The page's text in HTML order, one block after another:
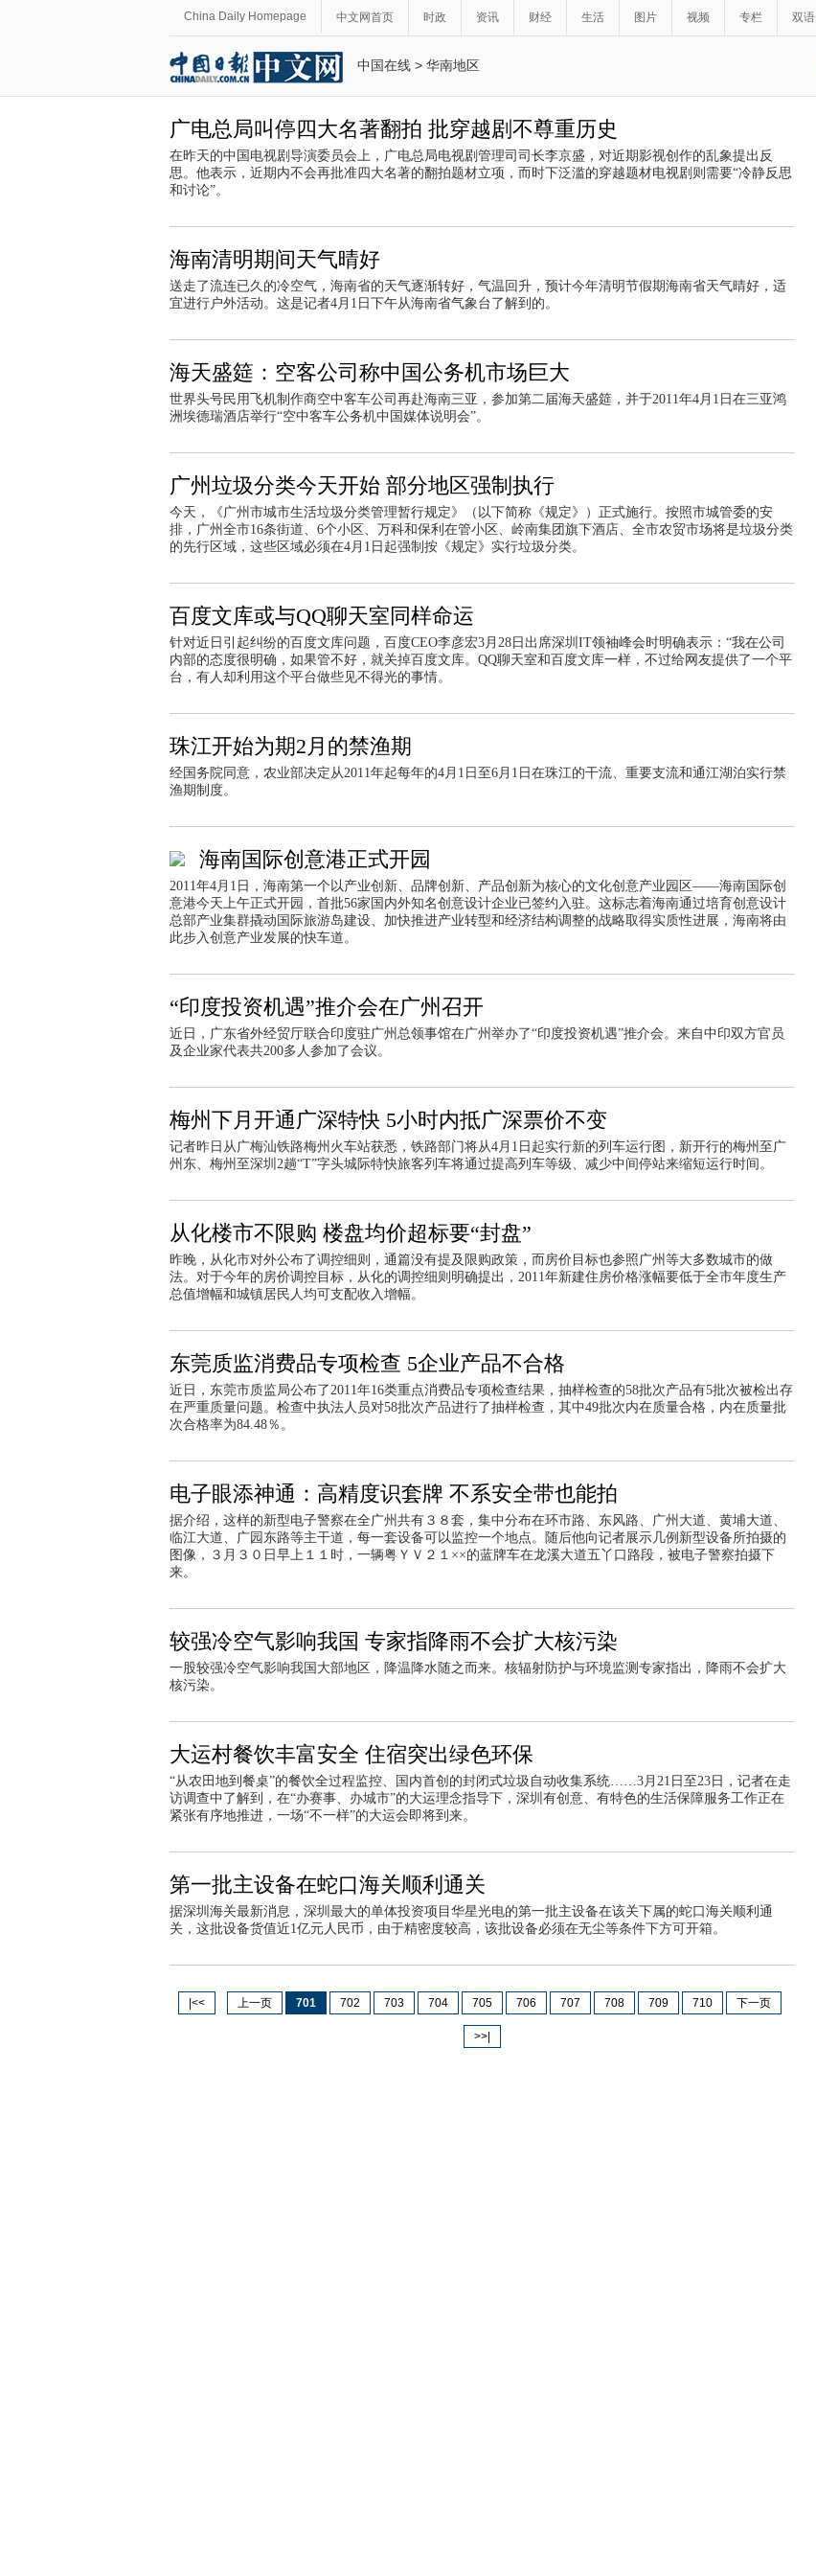
China Daily Homepage 中文网首页 时政 资讯 财经 生活 图片 视频 专栏 双语
中国在线 > 华南地区
广电总局叫停四大名著翻拍 批穿越剧不尊重历史
在昨天的中国电视剧导演委员会上，广电总局电视剧管理司司长李京盛，对近期影视创作的乱象提出反
思。他表示，近期内不会再批准四大名著的翻拍题材立项，而时下泛滥的穿越题材电视剧则需要“冷静反思
和讨论”。
海南清明期间天气晴好
送走了流连已久的冷空气，海南省的天气逐渐转好，气温回升，预计今年清明节假期海南省天气晴好，适
宜进行户外活动。这是记者4月1日下午从海南省气象台了解到的。
海天盛筵：空客公司称中国公务机市场巨大
世界头号民用飞机制作商空中客车公司再赴海南三亚，参加第二届海天盛筵，并于2011年4月1日在三亚鸿
洲埃德瑞酒店举行“空中客车公务机中国媒体说明会”。
广州垃圾分类今天开始 部分地区强制执行
今天，《广州市城市生活垃圾分类管理暂行规定》（以下简称《规定》）正式施行。按照市城管委的安
排，广州全市16条街道、6个小区、万科和保利在管小区、岭南集团旗下酒店、全市农贸市场将是垃圾分类
的先行区域，这些区域必须在4月1日起强制按《规定》实行垃圾分类。
百度文库或与QQ聊天室同样命运
针对近日引起纠纷的百度文库问题，百度CEO李彦宏3月28日出席深圳IT领袖峰会时明确表示：“我在公司
内部的态度很明确，如果管不好，就关掉百度文库。QQ聊天室和百度文库一样，不过给网友提供了一个平
台，有人却利用这个平台做些见不得光的事情。
珠江开始为期2月的禁渔期
经国务院同意，农业部决定从2011年起每年的4月1日至6月1日在珠江的干流、重要支流和通江湖泊实行禁
渔期制度。
海南国际创意港正式开园
2011年4月1日，海南第一个以产业创新、品牌创新、产品创新为核心的文化创意产业园区——海南国际创
意港今天上午正式开园，首批56家国内外知名创意设计企业已签约入驻。这标志着海南通过培育创意设计
总部产业集群撬动国际旅游岛建设、加快推进产业转型和经济结构调整的战略取得实质性进展，海南将由
此步入创意产业发展的快车道。
“印度投资机遇”推介会在广州召开
近日，广东省外经贸厅联合印度驻广州总领事馆在广州举办了“印度投资机遇”推介会。来自中印双方官员
及企业家代表共200多人参加了会议。
梅州下月开通广深特快 5小时内抵广深票价不变
记者昨日从广梅汕铁路梅州火车站获悉，铁路部门将从4月1日起实行新的列车运行图，新开行的梅州至广
州东、梅州至深圳2趟“T”字头城际特快旅客列车将通过提高列车等级、减少中间停站来缩短运行时间。
从化楼市不限购 楼盘均价超标要“封盘”
昨晚，从化市对外公布了调控细则，通篇没有提及限购政策，而房价目标也参照广州等大多数城市的做
法。对于今年的房价调控目标，从化的调控细则明确提出，2011年新建住房价格涨幅要低于全市年度生产
总值增幅和城镇居民人均可支配收入增幅。
东莞质监消费品专项检查 5企业产品不合格
近日，东莞市质监局公布了2011年16类重点消费品专项检查结果，抽样检查的58批次产品有5批次被检出存
在严重质量问题。检查中执法人员对58批次产品进行了抽样检查，其中49批次内在质量合格，内在质量批
次合格率为84.48％。
电子眼添神通：高精度识套牌 不系安全带也能拍
据介绍，这样的新型电子警察在全广州共有３８套，集中分布在环市路、东风路、广州大道、黄埔大道、
临江大道、广园东路等主干道，每一套设备可以监控一个地点。随后他向记者展示几例新型设备所拍摄的
图像，３月３０日早上１１时，一辆粤ＹＶ２１××的蓝牌车在龙溪大道五丫口路段，被电子警察拍摄下
来。
较强冷空气影响我国 专家指降雨不会扩大核污染
一股较强冷空气影响我国大部地区，降温降水随之而来。核辐射防护与环境监测专家指出，降雨不会扩大
核污染。
大运村餐饮丰富安全 住宿突出绿色环保
“从农田地到餐桌”的餐饮全过程监控、国内首创的封闭式垃圾自动收集系统……3月21日至23日，记者在走
访调查中了解到，在“办赛事、办城市”的大运理念指导下，深圳有创意、有特色的生活保障服务工作正在
紧张有序地推进，一场“不一样”的大运会即将到来。
第一批主设备在蛇口海关顺利通关
据深圳海关最新消息，深圳最大的单体投资项目华星光电的第一批主设备在该关下属的蛇口海关顺利通
关，这批设备货值近1亿元人民币，由于精密度较高，该批设备必须在无尘等条件下方可开箱。
|<< 上一页 701 702 703 704 705 706 707 708 709 710 下一页
>>|